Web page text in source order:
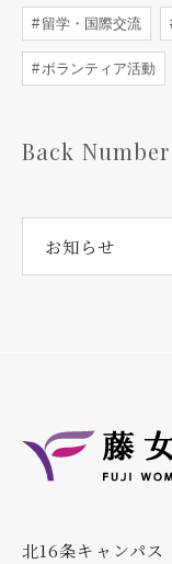
留学・国際交流
ボランティア活動
Back Number
お知らせ
北16条キャンパス